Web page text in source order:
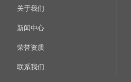
关于我们
新闻中心
荣誉资质
联系我们